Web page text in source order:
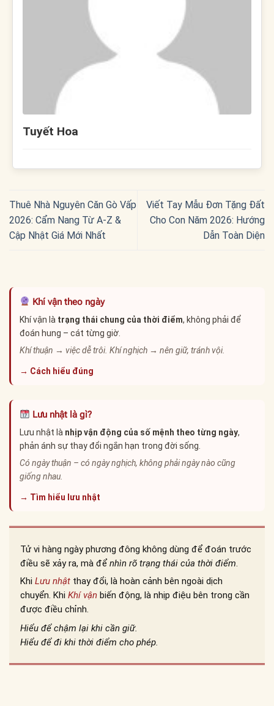
Tuyết Hoa
Thuê Nhà Nguyên Căn Gò Vấp
2026: Cẩm Nang Từ A-Z &
Cập Nhật Giá Mới Nhất
Viết Tay Mẫu Đơn Tặng Đất
Cho Con Năm 2026: Hướng
Dẫn Toàn Diện
Khí vận theo ngày
Khí vận là trạng thái chung của thời điểm, không phải để
đoán hung – cát từng giờ.
Khí thuận → việc dễ trôi. Khí nghịch → nên giữ, tránh vội.
→ Cách hiểu đúng
Lưu nhật là gì?
Lưu nhật là nhịp vận động của số mệnh theo từng ngày,
phản ánh sự thay đổi ngắn hạn trong đời sống.
Có ngày thuận – có ngày nghịch, không phải ngày nào cũng
giống nhau.
→ Tìm hiểu lưu nhật
Tử vi hàng ngày phương đông không dùng để đoán trước
điều sẽ xảy ra, mà đểnhìn rõ trạng thái của thời điểm.
Khi Lưu nhật thay đổi, là hoàn cảnh bên ngoài dịch
chuyển. Khi Khí vận biến động, là nhịp điệu bên trong cần
được điều chỉnh.
Hiểu để chậm lại khi cần giữ.
Hiểu để đi khi thời điểm cho phép.